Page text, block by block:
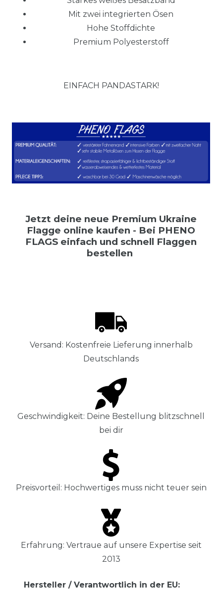
Mit zwei integrierten Ösen
Hohe Stoffdichte
Premium Polyesterstoff
EINFACH PANDASTARK!
Jetzt deine neue Premium Ukraine
Flagge online kaufen - Bei PHENO
FLAGS einfach und schnell Flaggen
bestellen
Versand: Kostenfreie Lieferung innerhalb
Deutschlands
Geschwindigkeit: Deine Bestellung blitzschnell
bei dir
Preisvorteil: Hochwertiges muss nicht teuer sein
Erfahrung: Vertraue auf unsere Expertise seit
2013
Hersteller / Verantwortlich in der EU: